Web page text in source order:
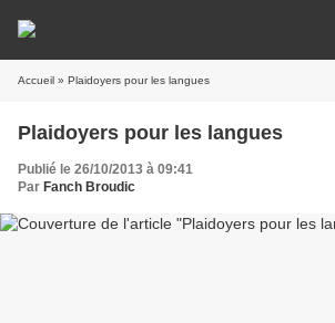
Accueil » Plaidoyers pour les langues
Plaidoyers pour les langues
Publié le 26/10/2013 à 09:41
Par Fanch Broudic